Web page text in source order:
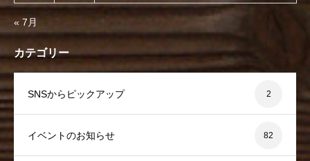
« 7月
カテゴリー
SNSからピックアップ 2
イベントのお知らせ 82